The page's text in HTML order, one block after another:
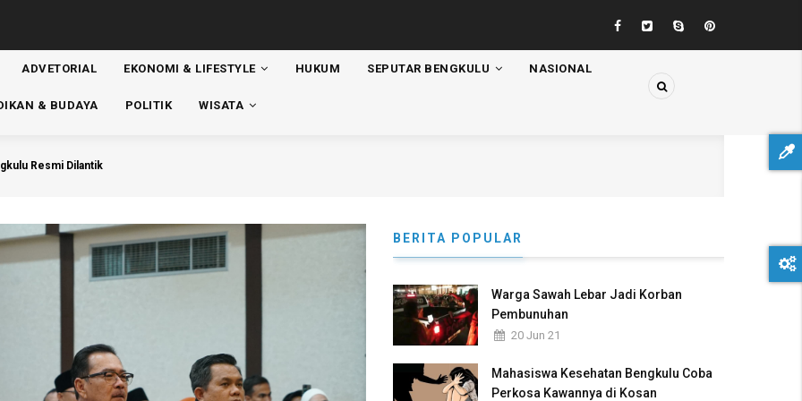
ADVETORIAL EKONOMI & LIFESTYLE HUKUM SEPUTAR BENGKULU NASIONAL
& BUDAYA POLITIK WISATA
Resmi Dilantik
BERITA POPULAR
Warga Sawah Lebar Jadi Korban
Pembunuhan
20 Jun 21
Mahasiswa Kesehatan Bengkulu Coba
Perkosa Kawannya di Kosan